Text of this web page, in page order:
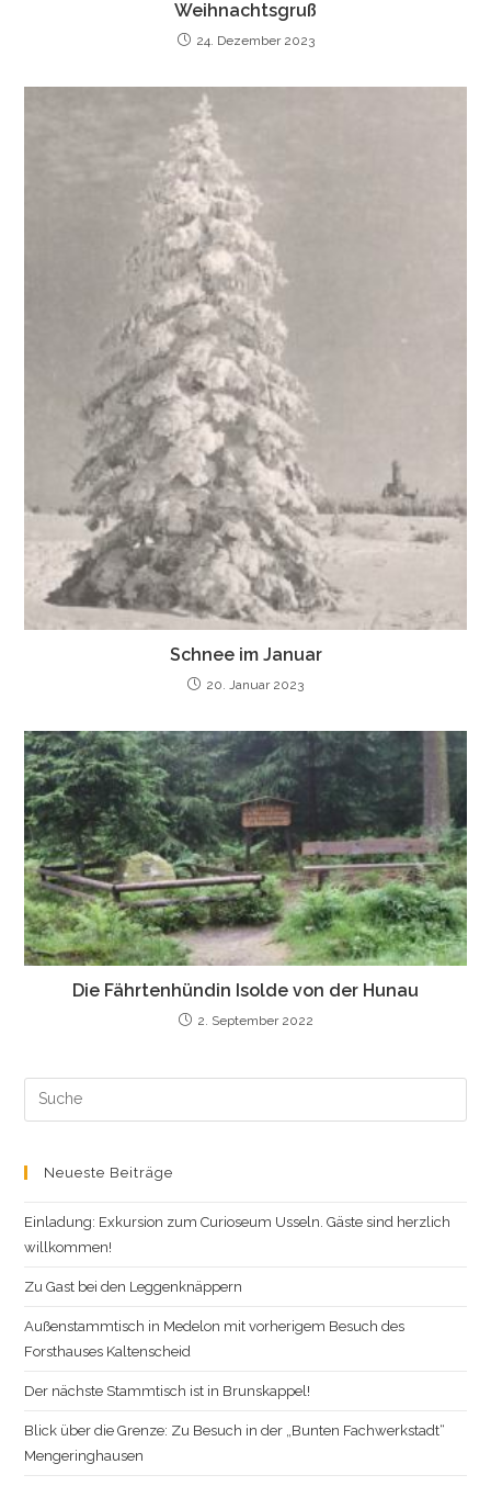
Weihnachtsgruß
24. Dezember 2023
Schnee im Januar
20. Januar 2023
Die Fährtenhündin Isolde von der Hunau
2. September 2022
Search
this
Neueste Beiträge
Einladung: Exkursion zum Curioseum Usseln. Gäste sind herzlich
willkommen!
Zu Gast bei den Leggenknäppern
Außenstammtisch in Medelon mit vorherigem Besuch des
Forsthauses Kaltenscheid
Der nächste Stammtisch ist in Brunskappel!
Blick über die Grenze: Zu Besuch in der „Bunten Fachwerkstadt“
Mengeringhausen